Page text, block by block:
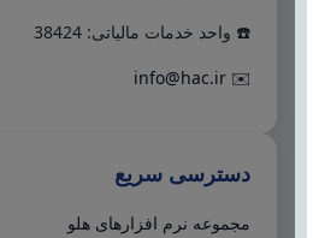
☎️ واحد خدمات مالیاتی: 38424
✉️
info@hac.ir
دسترسی سریع
مجموعه نرم افزارهای هلو